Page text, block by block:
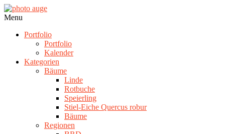
Skip
to
photo
Navigation
Menu
Portfolio
Portfolio
Kalender
Kategorien
Bäume
Linde
Rotbuche
Speierling
Stiel-Eiche Quercus robur
Bäume
Regionen